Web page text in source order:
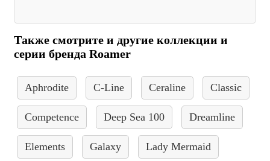
Также смотрите и другие коллекции и
серии бренда Roamer
Aphrodite C-Line Ceraline Classic
Competence Deep Sea 100 Dreamline
Elements Galaxy Lady Mermaid